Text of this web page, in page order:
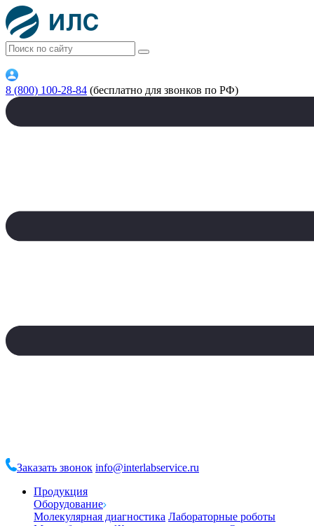
8 (800) 100-28-84 (бесплатно для звонков по РФ)
Заказать звонок info@interlabservice.ru
Продукция
Оборудование
Молекулярная диагностика Лабораторные роботы